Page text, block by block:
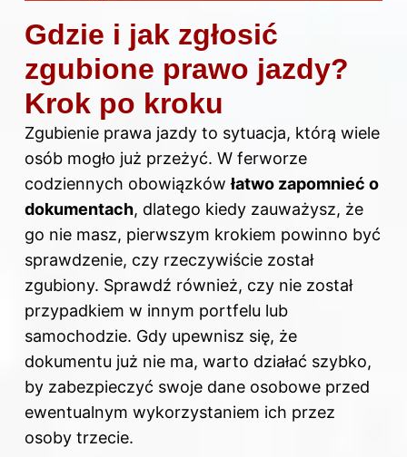
Gdzie i jak zgłosić
zgubione prawo jazdy?
Krok po kroku
Zgubienie prawa jazdy to sytuacja, którą wiele
osób mogło już przeżyć. W ferworze
codziennych obowiązkówłatwo zapomnieć o
dokumentach, dlatego kiedy zauważysz, że
go nie masz, pierwszym krokiem powinno być
sprawdzenie, czy rzeczywiście został
zgubiony. Sprawdź również, czy nie został
przypadkiem w innym portfelu lub
samochodzie. Gdy upewnisz się, że
dokumentu już nie ma, warto działać szybko,
by zabezpieczyć swoje dane osobowe przed
ewentualnym wykorzystaniem ich przez
osoby trzecie.